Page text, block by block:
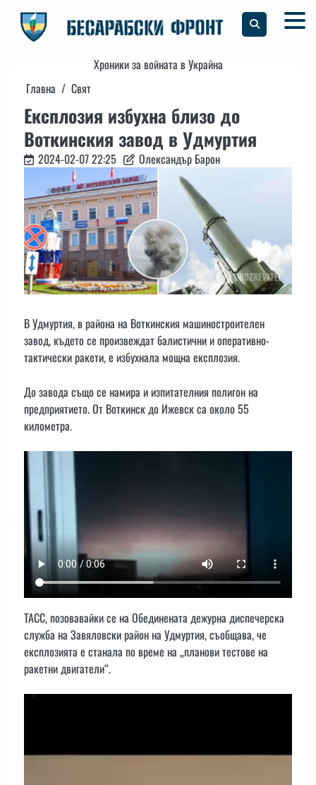
content
Хроники за войната в Украйна
Главна
Свят
Експлозия избухна близо до
Воткинския завод в Удмуртия
2024-02-07 22:25 Олександър Барон
В Удмуртия, в района на Воткинския машиностроителен
завод, където се произвеждат балистични и оперативно-
тактически ракети, е избухнала мощна експлозия.
До завода също се намира и изпитателния полигон на
предприятието. От Воткинск до Ижевск са около 55
километра.
ТАСС, позовавайки се на Обединената дежурна диспечерска
служба на Завяловски район на Удмуртия, съобщава, че
експлозията е станала по време на „планови тестове на
ракетни двигатели“.